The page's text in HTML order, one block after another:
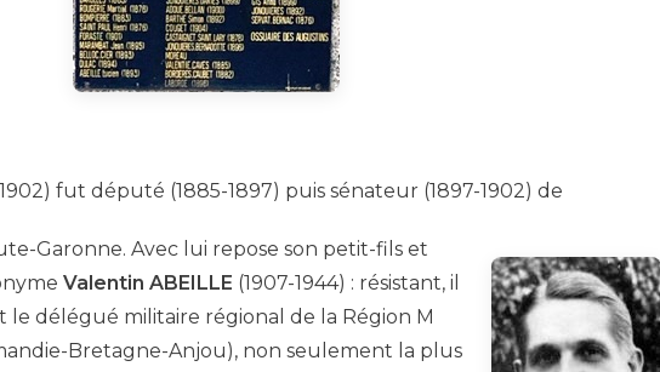
fut député (1885-1897) puis sénateur (1897-1902) de
Garonne. Avec lui repose son petit-fils et
Valentin ABEILLE (1907-1944) : résistant, il
le délégué militaire régional de la Région M
Bretagne-Anjou), non seulement la plus